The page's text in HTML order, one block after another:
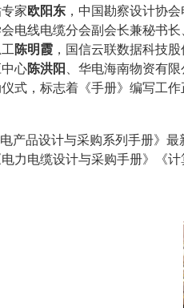
家欧阳东 ，中国勘察设计协
会电线电缆分会副会长兼秘书
陈明霞 ，国信云联数据科技
中心陈洪阳 、华电海南物资有限
式，标志着《手册》编写工作
产品设计与采购系列手册》
力电缆设计与采购手册》《